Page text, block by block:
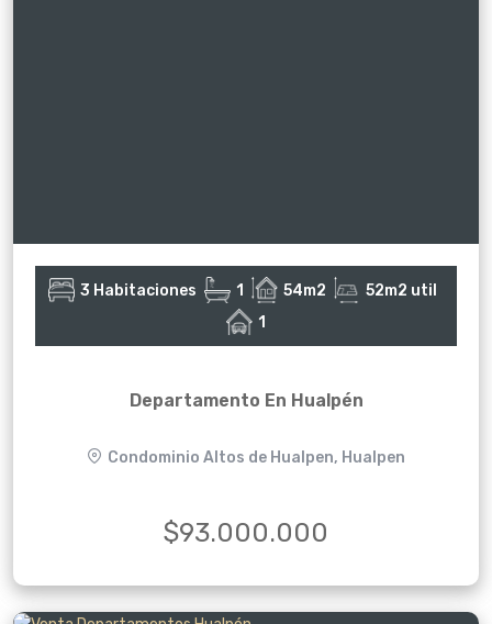
3 Habitaciones 1 54m2
52m2 util
1
Departamento En Hualpén
Condominio Altos de Hualpen, Hualpen
$93.000.000